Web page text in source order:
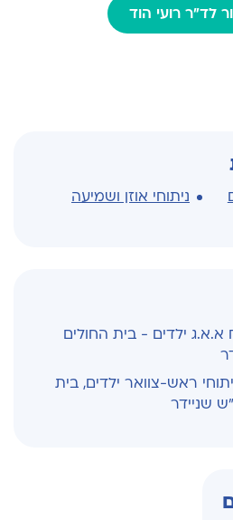
לד"ר רועי הוד
ניתוחי אוזן ושמיעה
א.א.ג ילדים - בית החולים
ראש-צוואר ילדים, בית
שניידר